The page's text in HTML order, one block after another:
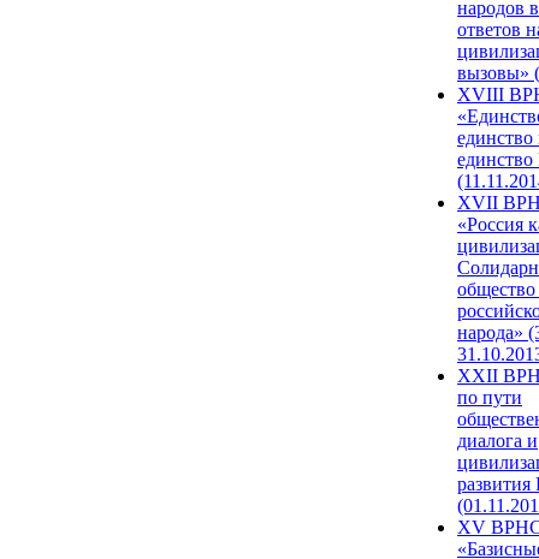
народов
ответов
вызовы»
XVIII
единство
единство
XVII
«Россия
народа»
XXII
по пути
диалога и
развития
XV